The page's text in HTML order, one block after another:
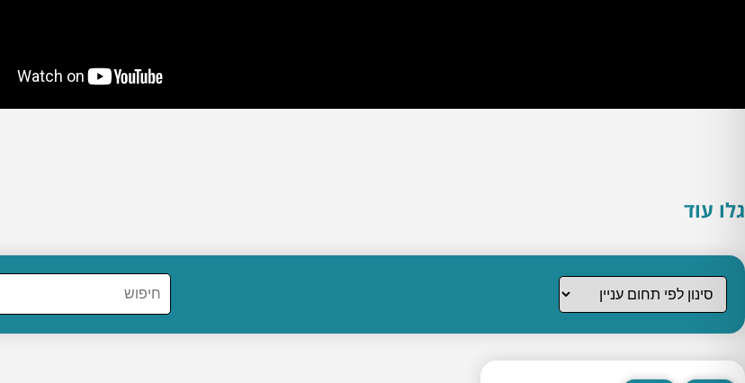
גלו עוד